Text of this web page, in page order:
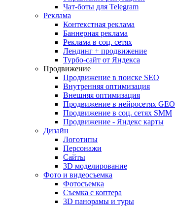
Чат-боты для Telegram
Реклама
Контекстная реклама
Баннерная реклама
Реклама в соц. сетях
Лендинг + продвижение
Турбо-сайт от Яндекса
Продвижение
Продвижение в поиске SEO
Внутренняя оптимизация
Внешняя оптимизация
Продвижение в нейросетях GEO
Продвижение в соц. сетях SMM
Продвижение - Яндекс карты
Дизайн
Логотипы
Персонажи
Сайты
3D моделирование
Фото и видеосъемка
Фотосъемка
Съемка с коптера
3D панорамы и туры